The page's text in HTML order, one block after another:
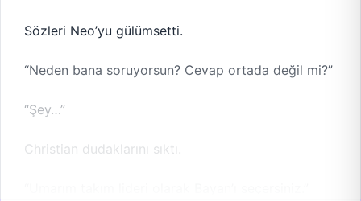
Sözleri Neo’yu gülümsetti.
“Neden bana soruyorsun? Cevap ortada değil mi?”
“Şey…”
Christian dudaklarını sıktı.